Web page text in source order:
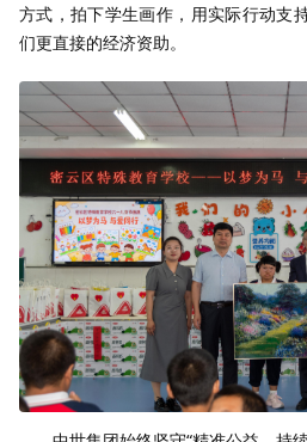
方式，拍下学生画作，用实际行动支
们更直接的经济资助。